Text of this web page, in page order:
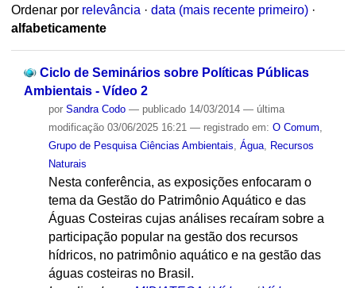
Ordenar por relevância · data (mais recente primeiro) ·
alfabeticamente
Ciclo de Seminários sobre Políticas Públicas
Ambientais - Vídeo 2
por Sandra Codo — publicado14/03/2014 — última
modificação03/06/2025 16:21 — registrado em: O Comum
Grupo de Pesquisa Ciências Ambientais Água,
Recursos
Naturais
Nesta conferência, as exposições enfocaram o
tema da Gestão do Patrimônio Aquático e das
Águas Costeiras cujas análises recaíram sobre a
participação popular na gestão dos recursos
hídricos, no patrimônio aquático e na gestão das
águas costeiras no Brasil.